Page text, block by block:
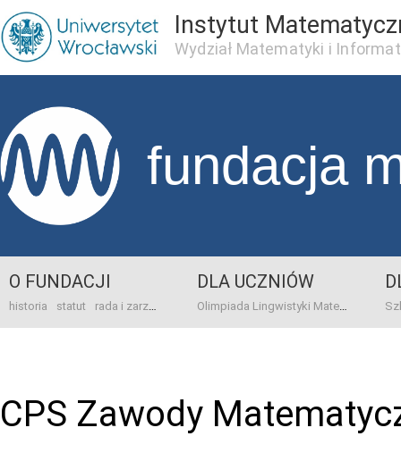
Instytut
Wydział Matematyki i
fundacja
O FUNDACJI
historia statut rada i zarząd dane bankowo-adresowe kontakt
DLA UCZNIÓW
Olimpiada Lingwistyki Matematycznej
CPS Zawody